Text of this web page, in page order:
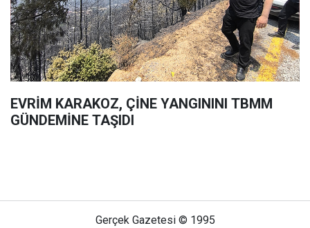
EVRİM KARAKOZ, ÇİNE YANGININI TBMM
GÜNDEMİNE TAŞIDI
Gerçek Gazetesi © 1995